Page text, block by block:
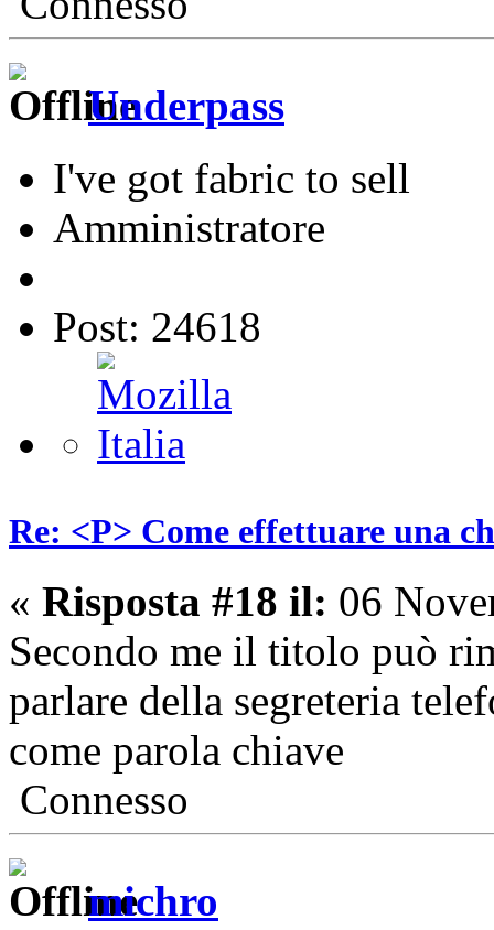
Underpass
I've got fabric to sell
Amministratore
Post: 24618
Re: <P> Come effettuare una
« Risposta #18 il: 06
Secondo me il titolo può
parlare della segreteria
come parola chiave
Connesso
michro